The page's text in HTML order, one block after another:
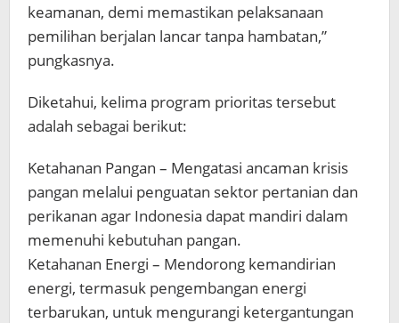
keamanan, demi memastikan pelaksanaan
pemilihan berjalan lancar tanpa hambatan,”
pungkasnya.
Diketahui, kelima program prioritas tersebut
adalah sebagai berikut:
Ketahanan Pangan – Mengatasi ancaman krisis
pangan melalui penguatan sektor pertanian dan
perikanan agar Indonesia dapat mandiri dalam
memenuhi kebutuhan pangan.
Ketahanan Energi – Mendorong kemandirian
energi, termasuk pengembangan energi
terbarukan, untuk mengurangi ketergantungan